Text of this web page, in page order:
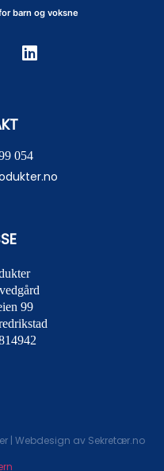
barn og voksne
054
99
| Webdesign av Sekretær.no